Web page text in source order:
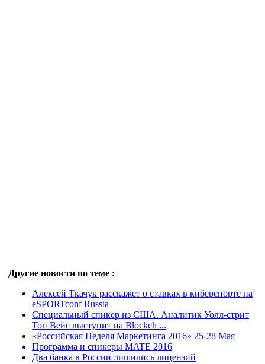
Другие новости по теме :
Алексей Ткачук расскажет о ставках в киберспорте на
eSPORTconf Russia
Специальный спикер из США. Аналитик Уолл-стрит
Тон Вейс выступит на Blockch ...
«Российская Неделя Маркетинга 2016» 25-28 Мая
Программа и спикеры MATE 2016
Два банка в России лишились лицензий